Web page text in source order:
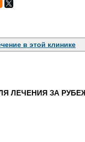
в этой клинике
ЛЕЧЕНИЯ ЗА